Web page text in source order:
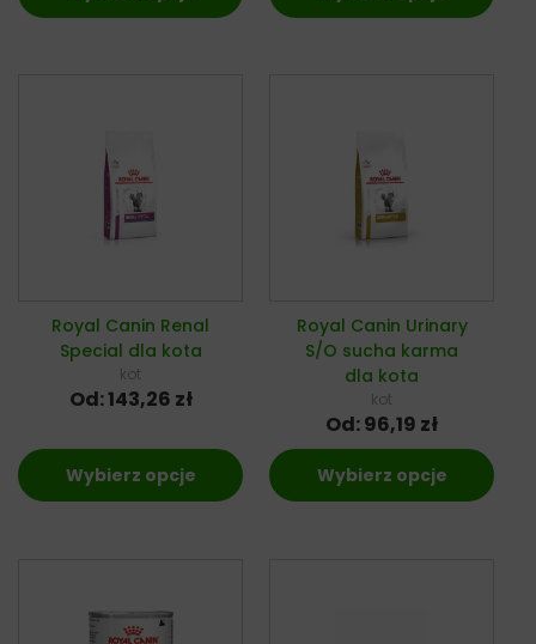
Royal Canin Renal
Special dla kota
kot
Od:143,26 zł
Wybierz opcje
Royal Canin Urinary
S/O sucha karma
dla kota
kot
Od:96,19 zł
Wybierz opcje